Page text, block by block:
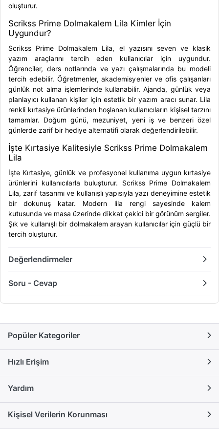
oluşturur.
Scrikss Prime Dolmakalem Lila Kimler İçin
Uygundur?
Scrikss Prime Dolmakalem Lila, el yazısını seven ve klasik
yazım araçlarını tercih eden kullanıcılar için uygundur.
Öğrenciler, ders notlarında ve yazı çalışmalarında bu modeli
tercih edebilir. Öğretmenler, akademisyenler ve ofis çalışanları
günlük not alma işlemlerinde kullanabilir. Ajanda, günlük veya
planlayıcı kullanan kişiler için estetik bir yazım aracı sunar. Lila
renkli kırtasiye ürünlerinden hoşlanan kullanıcıların kişisel tarzını
tamamlar. Doğum günü, mezuniyet, yeni iş ve benzeri özel
günlerde zarif bir hediye alternatifi olarak değerlendirilebilir.
İşte Kırtasiye Kalitesiyle Scrikss Prime Dolmakalem
Lila
İşte Kırtasiye, günlük ve profesyonel kullanıma uygun kırtasiye
ürünlerini kullanıcılarla buluşturur. Scrikss Prime Dolmakalem
Lila, zarif tasarımı ve kullanışlı yapısıyla yazı deneyimine estetik
bir dokunuş katar. Modern lila rengi sayesinde kalem
kutusunda ve masa üzerinde dikkat çekici bir görünüm sergiler.
Şık ve kullanışlı bir dolmakalem arayan kullanıcılar için güçlü bir
tercih oluşturur.
Değerlendirmeler
Soru - Cevap
Popüler Kategoriler
Hızlı Erişim
Yardım
Kişisel Verilerin Korunması